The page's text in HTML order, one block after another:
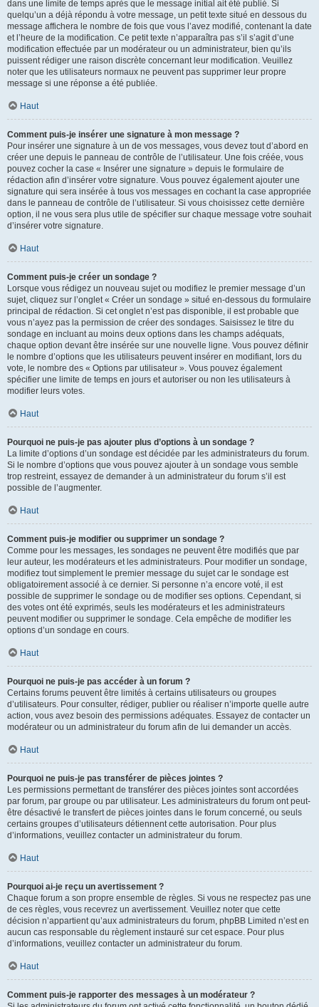
dans une limite de temps après que le message initial ait été publié. Si
quelqu’un a déjà répondu à votre message, un petit texte situé en dessous du
message affichera le nombre de fois que vous l’avez modifié, contenant la date
et l’heure de la modification. Ce petit texte n’apparaîtra pas s’il s’agit d’une
modification effectuée par un modérateur ou un administrateur, bien qu’ils
puissent rédiger une raison discrète concernant leur modification. Veuillez
noter que les utilisateurs normaux ne peuvent pas supprimer leur propre
message si une réponse a été publiée.
Haut
Comment puis-je insérer une signature à mon message ?
Pour insérer une signature à un de vos messages, vous devez tout d’abord en
créer une depuis le panneau de contrôle de l’utilisateur. Une fois créée, vous
pouvez cocher la case « Insérer une signature » depuis le formulaire de
rédaction afin d’insérer votre signature. Vous pouvez également ajouter une
signature qui sera insérée à tous vos messages en cochant la case appropriée
dans le panneau de contrôle de l’utilisateur. Si vous choisissez cette dernière
option, il ne vous sera plus utile de spécifier sur chaque message votre souhait
d’insérer votre signature.
Haut
Comment puis-je créer un sondage ?
Lorsque vous rédigez un nouveau sujet ou modifiez le premier message d’un
sujet, cliquez sur l’onglet « Créer un sondage » situé en-dessous du formulaire
principal de rédaction. Si cet onglet n’est pas disponible, il est probable que
vous n’ayez pas la permission de créer des sondages. Saisissez le titre du
sondage en incluant au moins deux options dans les champs adéquats,
chaque option devant être insérée sur une nouvelle ligne. Vous pouvez définir
le nombre d’options que les utilisateurs peuvent insérer en modifiant, lors du
vote, le nombre des « Options par utilisateur ». Vous pouvez également
spécifier une limite de temps en jours et autoriser ou non les utilisateurs à
modifier leurs votes.
Haut
Pourquoi ne puis-je pas ajouter plus d’options à un sondage ?
La limite d’options d’un sondage est décidée par les administrateurs du forum.
Si le nombre d’options que vous pouvez ajouter à un sondage vous semble
trop restreint, essayez de demander à un administrateur du forum s’il est
possible de l’augmenter.
Haut
Comment puis-je modifier ou supprimer un sondage ?
Comme pour les messages, les sondages ne peuvent être modifiés que par
leur auteur, les modérateurs et les administrateurs. Pour modifier un sondage,
modifiez tout simplement le premier message du sujet car le sondage est
obligatoirement associé à ce dernier. Si personne n’a encore voté, il est
possible de supprimer le sondage ou de modifier ses options. Cependant, si
des votes ont été exprimés, seuls les modérateurs et les administrateurs
peuvent modifier ou supprimer le sondage. Cela empêche de modifier les
options d’un sondage en cours.
Haut
Pourquoi ne puis-je pas accéder à un forum ?
Certains forums peuvent être limités à certains utilisateurs ou groupes
d’utilisateurs. Pour consulter, rédiger, publier ou réaliser n’importe quelle autre
action, vous avez besoin des permissions adéquates. Essayez de contacter un
modérateur ou un administrateur du forum afin de lui demander un accès.
Haut
Pourquoi ne puis-je pas transférer de pièces jointes ?
Les permissions permettant de transférer des pièces jointes sont accordées
par forum, par groupe ou par utilisateur. Les administrateurs du forum ont peut-
être désactivé le transfert de pièces jointes dans le forum concerné, ou seuls
certains groupes d’utilisateurs détiennent cette autorisation. Pour plus
d’informations, veuillez contacter un administrateur du forum.
Haut
Pourquoi ai-je reçu un avertissement ?
Chaque forum a son propre ensemble de règles. Si vous ne respectez pas une
de ces règles, vous recevrez un avertissement. Veuillez noter que cette
décision n’appartient qu’aux administrateurs du forum, phpBB Limited n’est en
aucun cas responsable du règlement instauré sur cet espace. Pour plus
d’informations, veuillez contacter un administrateur du forum.
Haut
Comment puis-je rapporter des messages à un modérateur ?